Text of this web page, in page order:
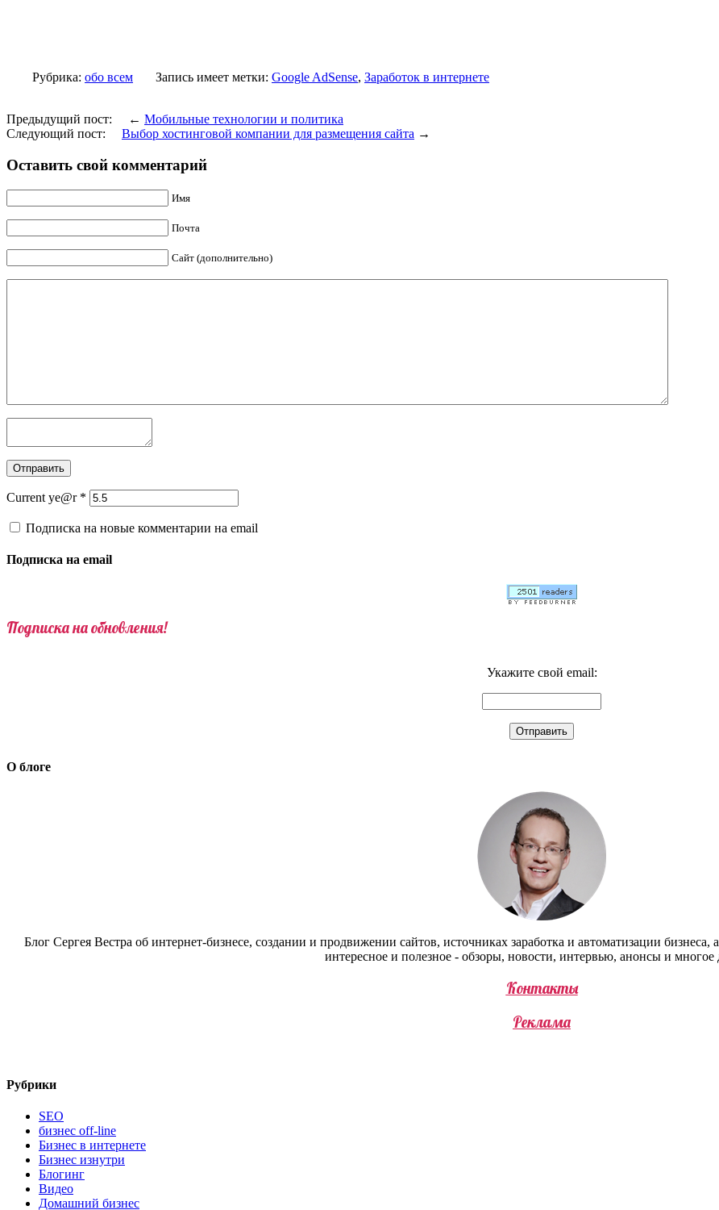
Рубрика: обо всем Запись имеет метки: Google AdSense, Заработок в интернете
Предыдущий пост: ← Мобильные технологии и политика
Следующий пост: Выбор хостинговой компании для размещения сайта →
Оставить свой комментарий
Имя
Почта
Сайт (дополнительно)
Current ye@r *
Подписка на новые комментарии на email
Подписка на email
Подписка на обновления!
Укажите свой email:
О блоге
Блог Сергея Вестра об интернет-бизнесе, создании и продвижении сайтов, источниках заработка и автоматизации бизнеса,
интересное и полезное - обзоры, новости, интервью, анонсы и многое
Контакты
Реклама
Рубрики
SEO
бизнес off-line
Бизнес в интернете
Бизнес изнутри
Блогинг
Видео
Домашний бизнес